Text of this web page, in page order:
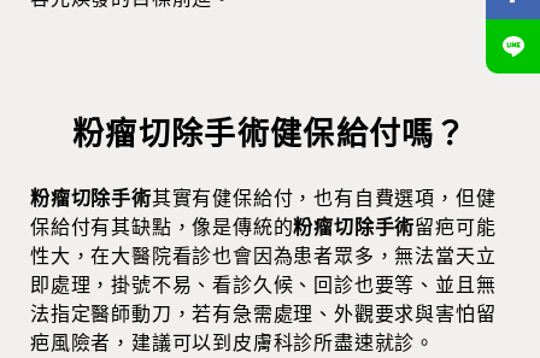
粉瘤切除手術健保給付嗎？
粉瘤切除手術其實有健保給付，也有自費選項，但健
保給付有其缺點，像是傳統的粉瘤切除手術留疤可能
性大，在大醫院看診也會因為患者眾多，無法當天立
即處理，掛號不易、看診久候、回診也要等、並且無
法指定醫師動刀，若有急需處理、外觀要求與害怕留
疤風險者，建議可以到皮膚科診所盡速就診。